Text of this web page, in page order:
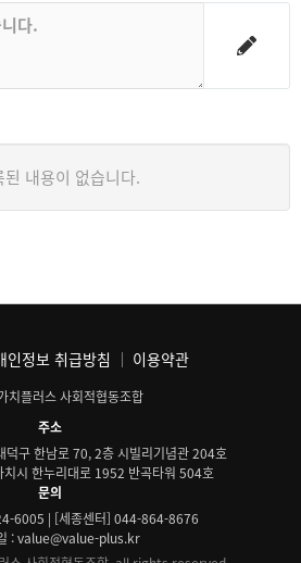
된 내용이 없습니다.
인정보 취급방침 이용약관
치플러스 사회적협동조합
주소
덕구 한남로 70, 2층 시빌리기념관 204호
치시 한누리대로 1952 반곡타워 504호
문의
6005 | [세종센터] 044-864-8676
: value@value-plus.kr